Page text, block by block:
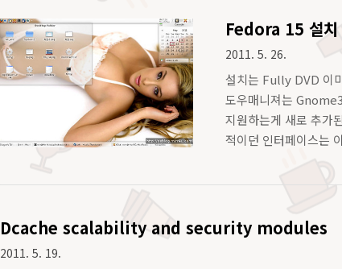
Fedora 15 설치
2011. 5. 26.
설치는 Fully DVD 이
도우매니져는
지원하는게 새로 추가
적이던 인터페이스는
Dcache scalability and security modules
2011. 5. 19.